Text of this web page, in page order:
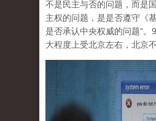
不是民主与否的问题，而是
主权的问题，是是否遵守《
是否承认中央权威的问题”。
大程度上受北京左右，北京